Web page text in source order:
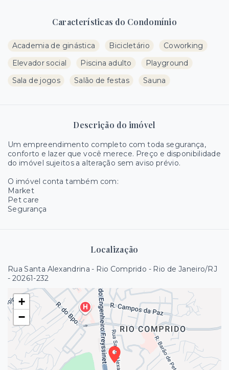
Características do Condomínio
Academia de ginástica Bicicletário
Coworking
Elevador social
Piscina adulto
Playground
Sala de jogos
Salão de festas Sauna
Descrição do imóvel
Um empreendimento completo com toda segurança,
conforto e lazer que você merece. Preço e disponibilidade
do imóvel sujeitos a alteração sem aviso prévio.
O imóvel conta também com:
Market
Pet care
Segurança
Localização
Rua Santa Alexandrina - Rio Comprido - Rio de Janeiro/RJ
- 20261-232
+
−